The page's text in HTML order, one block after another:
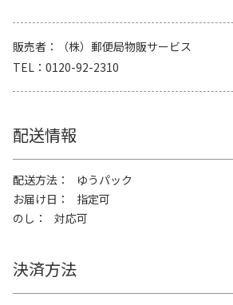
販売者
（株）郵便局物販サービス
TEL
0120-92-2310
配送情報
配送方法
ゆうパック
お届け日
指定可
のし
対応可
決済方法